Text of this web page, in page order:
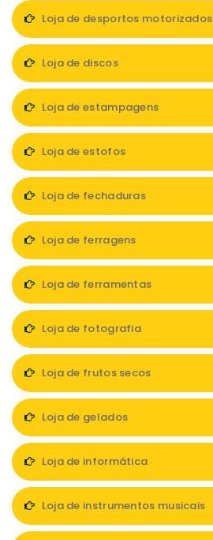
Loja de desportos motorizados
Loja de discos
Loja de estampagens
Loja de estofos
Loja de fechaduras
Loja de ferragens
Loja de ferramentas
Loja de fotografia
Loja de frutos secos
Loja de gelados
Loja de informática
Loja de instrumentos musicais